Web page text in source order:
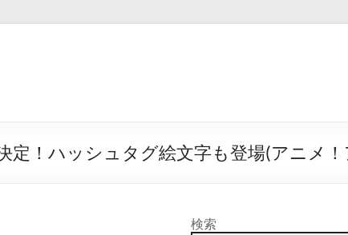
定！ハッシュタグ絵文字も登場(アニメ
検索